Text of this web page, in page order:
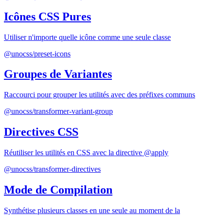
Icônes CSS Pures
Utiliser n'importe quelle icône comme une seule classe
@unocss/preset-icons
Groupes de Variantes
Raccourci pour grouper les utilités avec des préfixes communs
@unocss/transformer-variant-group
Directives CSS
Réutiliser les utilités en CSS avec la directive @apply
@unocss/transformer-directives
Mode de Compilation
Synthétise plusieurs classes en une seule au moment de la